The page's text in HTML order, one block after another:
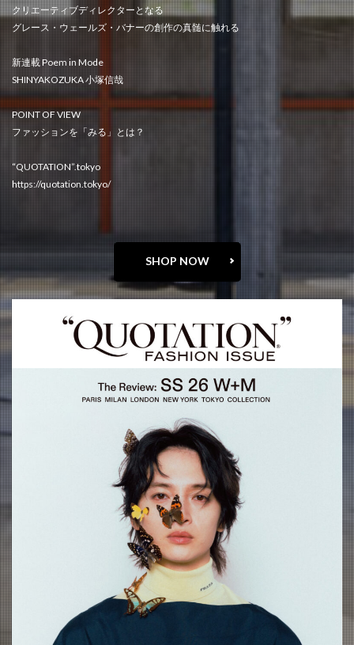
クリエーティブディレクターとなる
グレース・ウェールズ・バナーの創作の真髄に触れる
新連載 Poem in Mode
SHINYAKOZUKA 小塚信哉
POINT OF VIEW
ファッションを「みる」とは？
“QUOTATION”.tokyo
https://quotation.tokyo/
SHOP NOW